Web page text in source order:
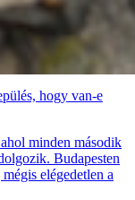
hogy van-e
minden második
Budapesten
elégedetlen a